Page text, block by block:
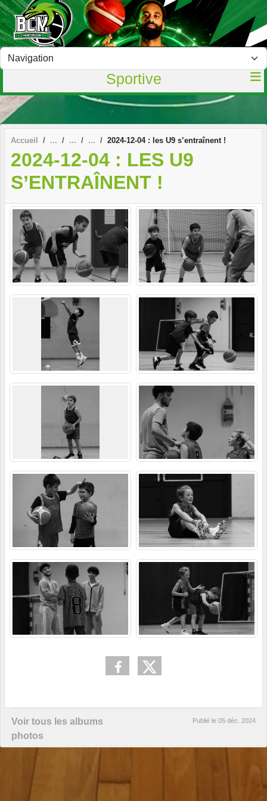
Sportive
Accueil 2024-12-04 : les U9 s’entraînent !
2024-12-04 : LES U9
S’ENTRAÎNENT !
Voir tous les albums
photos
Publié le 05 déc. 2024
Panneau de gestion des cookies